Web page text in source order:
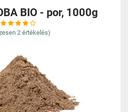
BIO - por, 1000g
2 értékelés)